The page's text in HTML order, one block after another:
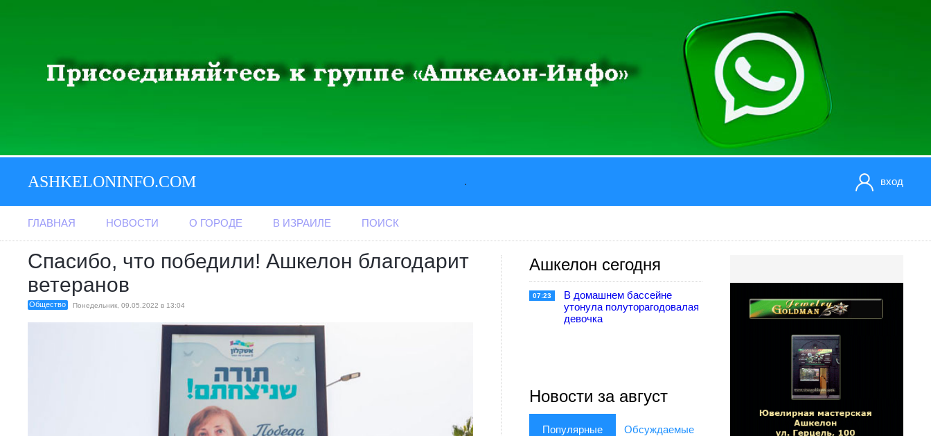
ASHKELONINFO.COM . вход
ГЛАВНАЯ НОВОСТИ О ГОРОДЕ В ИЗРАИЛЕ ПОИСК
Спасибо, что победили! Ашкелон благодарит
ветеранов
Общество Понедельник, 09.05.2022 в 13:04
Ашкелон сегодня
07:23
В домашнем бассейне
утонула полуторагодовалая
девочка
Новости за август
Популярные Обсуждаемые